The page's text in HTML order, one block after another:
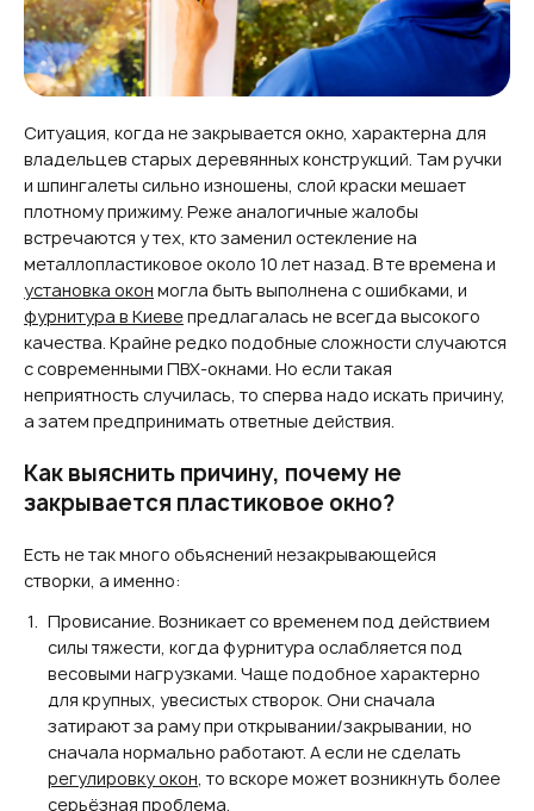
Ситуация, когда не закрывается окно, характерна для
владельцев старых деревянных конструкций. Там ручки
и шпингалеты сильно изношены, слой краски мешает
плотному прижиму. Реже аналогичные жалобы
встречаются у тех, кто заменил остекление на
металлопластиковое около 10 лет назад. В те времена и
установка окон могла быть выполнена с ошибками, и
фурнитура в Киевепредлагалась не всегда высокого
качества. Крайне редко подобные сложности случаются
с современными ПВХ-окнами. Но если такая
неприятность случилась, то сперва надо искать причину,
а затем предпринимать ответные действия.
Как выяснить причину, почему не
закрывается пластиковое окно?
Есть не так много объяснений незакрывающейся
створки, а именно:
Провисание. Возникает со временем под действием
силы тяжести, когда фурнитура ослабляется под
весовыми нагрузками. Чаще подобное характерно
для крупных, увесистых створок. Они сначала
затирают за раму при открывании/закрывании, но
сначала нормально работают. А если не сделать
регулировку окон , то вскоре может возникнуть более
серьёзная проблема.